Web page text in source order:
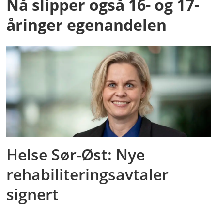
Nå slipper også 16- og 17-
åringer egenandelen
Helse Sør-Øst: Nye
rehabiliteringsavtaler
signert